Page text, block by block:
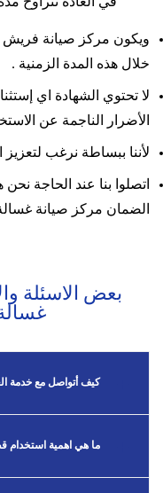
ويكون مركز صيانة فريش
خلال هذه المدة الزمنية .
لا تحتوي الشهادة اي
الأضرار الناجمة عن
لأننا ببساطة نرغب لتعزيز
اتصلوا بنا عند الحاجة
الضمان مركز صيانة
بعض الاسئلة
كيف أتواصل مع خدمة
ما هي اهمية استخدام